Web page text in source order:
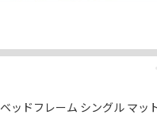
ベッドフレーム シングル マッ